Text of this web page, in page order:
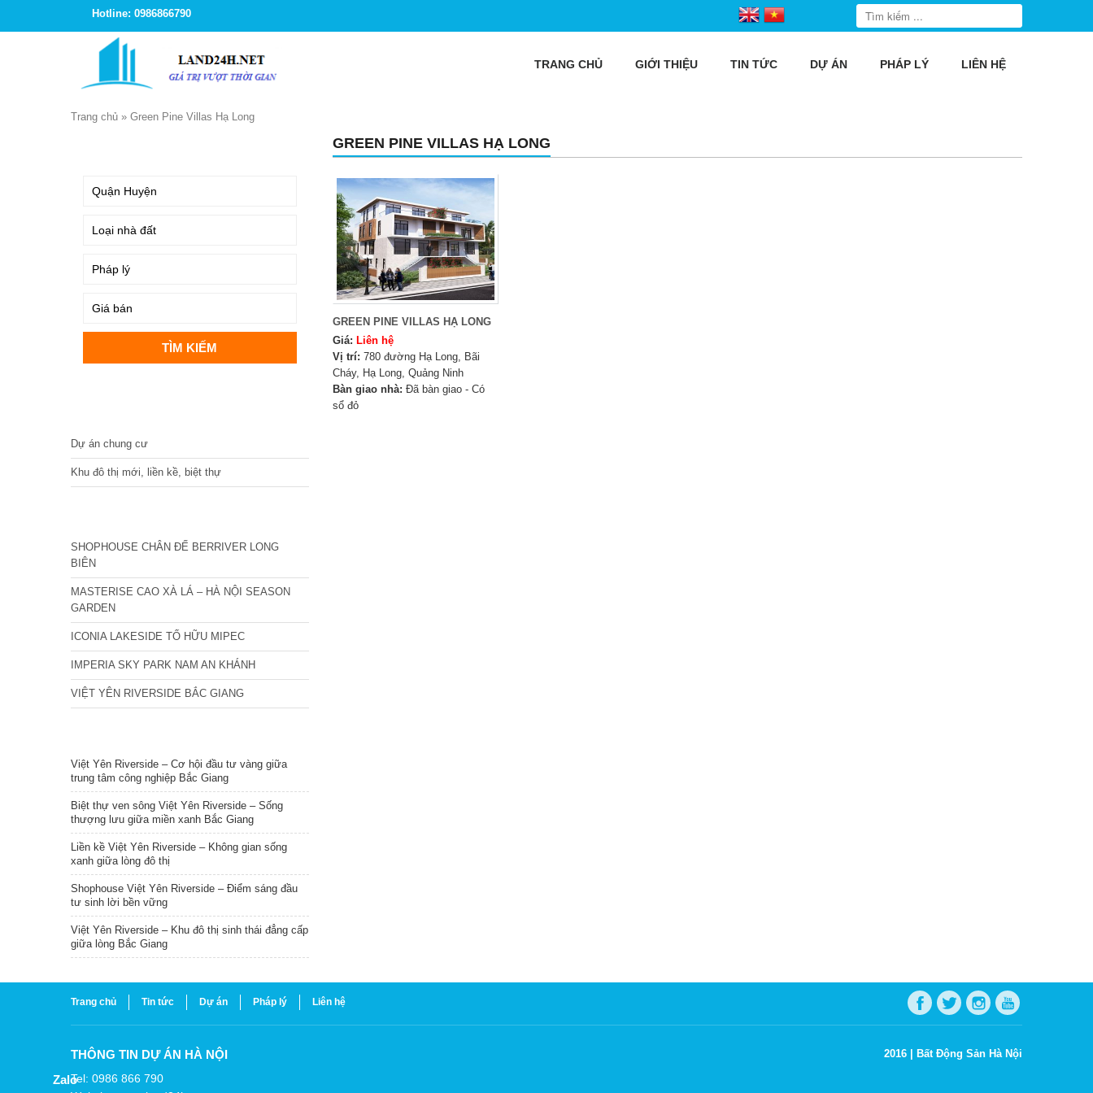
Hotline: 0986866790
TRANG CHỦ GIỚI THIỆU TIN TỨC DỰ ÁN PHÁP LÝ LIÊN HỆ
Trang chủ » Green Pine Villas Hạ Long
GREEN PINE VILLAS HẠ LONG
GREEN PINE VILLAS HẠ LONG
Giá: Liên hệ
Vị trí: 780 đường Hạ Long, Bãi
Cháy, Hạ Long, Quảng Ninh
Bàn giao nhà: Đã bàn giao - Có
sổ đỏ
Dự án chung cư
Khu đô thị mới, liền kề, biệt thự
SHOPHOUSE CHÂN ĐẾ BERRIVER LONG
BIÊN
MASTERISE CAO XÀ LÁ – HÀ NỘI SEASON
GARDEN
ICONIA LAKESIDE TỐ HỮU MIPEC
IMPERIA SKY PARK NAM AN KHÁNH
VIỆT YÊN RIVERSIDE BẮC GIANG
Việt Yên Riverside – Cơ hội đầu tư vàng giữa
trung tâm công nghiệp Bắc Giang
Biệt thự ven sông Việt Yên Riverside – Sống
thượng lưu giữa miền xanh Bắc Giang
Liền kề Việt Yên Riverside – Không gian sống
xanh giữa lòng đô thị
Shophouse Việt Yên Riverside – Điểm sáng đầu
tư sinh lời bền vững
Việt Yên Riverside – Khu đô thị sinh thái đẳng cấp
giữa lòng Bắc Giang
Trang chủ Tin tức Dự án Pháp lý Liên hệ
THÔNG TIN DỰ ÁN HÀ NỘI
Tel: 0986 866 790
2016 | Bất Động Sản Hà Nội
Zalo